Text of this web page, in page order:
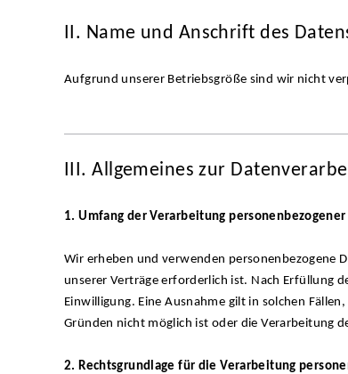
II. Name und Anschrift des
Aufgrund unserer Betriebsgröße sind wir nicht
III. Allgemeines zur
1. Umfang der Verarbeitung personenbezogener
Wir erheben und verwenden personenbezogene
unserer Verträge erforderlich ist. Nach Erfüllung
Einwilligung. Eine Ausnahme gilt in solchen
Gründen nicht möglich ist oder die Verarbeitung
2. Rechtsgrundlage für die Verarbeitung